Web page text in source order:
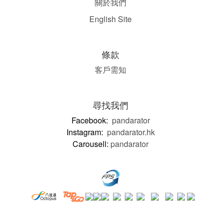
English Site
條款
客戶需知
尋找我們
Facebook: pandarator
Instagram: pandarator.hk
Carousell: pandarator